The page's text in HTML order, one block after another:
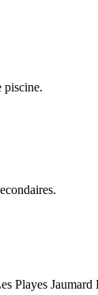
piscine.
Playes Jaumard